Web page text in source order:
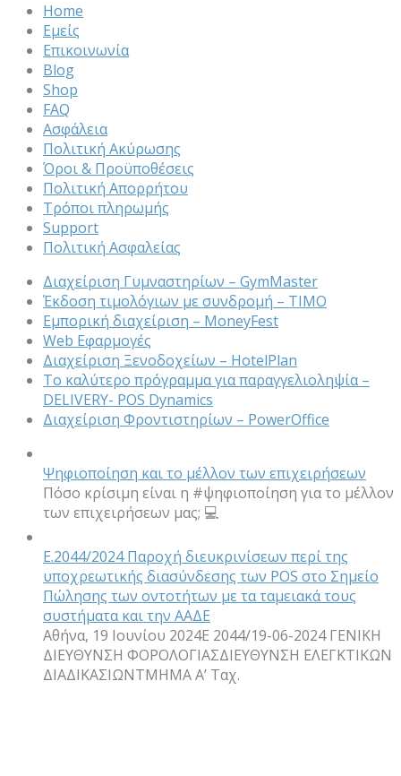
Home
Εμείς
Επικοινωνία
Blog
Shop
FAQ
Ασφάλεια
Πολιτική Ακύρωσης
Όροι & Προϋποθέσεις
Πολιτική Απορρήτου
Τρόποι πληρωμής
Support
Πολιτική Ασφαλείας
Διαχείριση Γυμναστηρίων – GymMaster
Έκδοση τιμολόγιων με συνδρομή – ΤΙΜΟ
Εμπορική διαχείριση – MoneyFest
Web Εφαρμογές
Διαχείριση Ξενοδοχείων – HotelPlan
Το καλύτερο πρόγραμμα για παραγγελιοληψία –
DELIVERY- POS Dynamics
Διαχείριση Φροντιστηρίων – PowerOffice
Ψηφιοποίηση και το μέλλον των επιχειρήσεων
Πόσο κρίσιμη είναι η #ψηφιοποίηση για το μέλλον
των επιχειρήσεων μας; 💻
Ε.2044/2024 Παροχή διευκρινίσεων περί της
υποχρεωτικής διασύνδεσης των POS στο Σημείο
Πώλησης των οντοτήτων με τα ταμειακά τους
συστήματα και την ΑΑΔΕ
Αθήνα, 19 Ιουνίου 2024Ε 2044/19-06-2024 ΓΕΝΙΚΗ
ΔΙΕΥΘΥΝΣΗ ΦΟΡΟΛΟΓΙΑΣΔΙΕΥΘΥΝΣΗ ΕΛΕΓΚΤΙΚΩΝ
ΔΙΑΔΙΚΑΣΙΩΝΤΜΗΜΑ A’ Ταχ.